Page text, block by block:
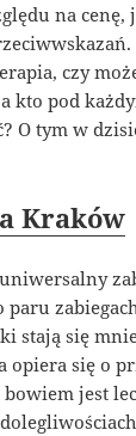
na cenę,
czy
kto pod
O tym w
Kraków
paru
stają się
opiera się o
jest